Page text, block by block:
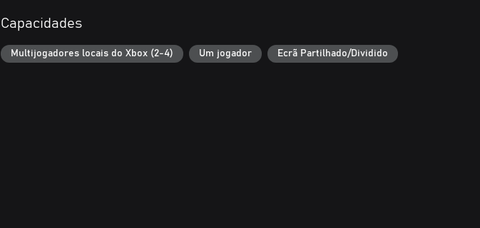
Capacidades
Multijogadores locais do Xbox (2-4) Um jogador Ecrã Partilhado/Dividido